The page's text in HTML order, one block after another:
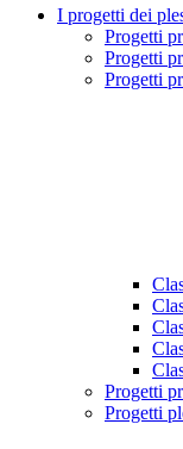
I progetti dei
Progetti
Progetti
Progetti
Progetti
Progetti